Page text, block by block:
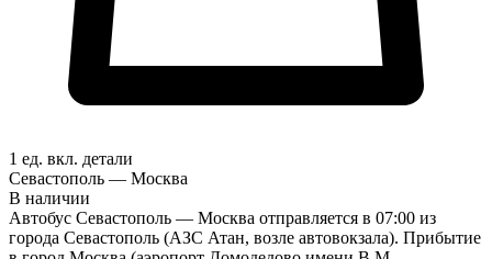
1 ед. вкл. детали
Севастополь — Москва
В наличии
Автобус Севастополь — Москва отправляется в 07:00 из
города Севастополь (АЗС Атан, возле автовокзала). Прибытие